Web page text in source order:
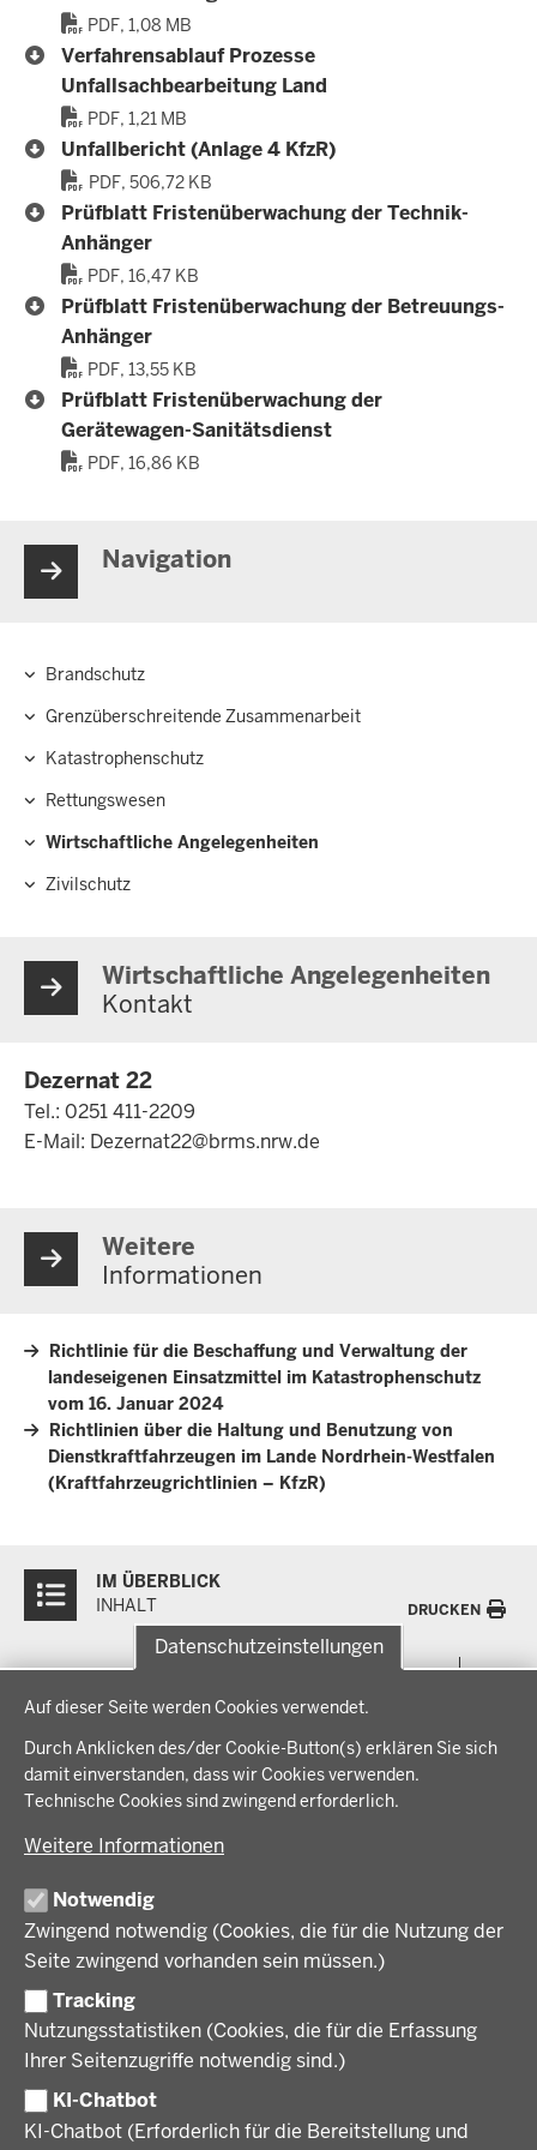
Datenschutzeinstellungen
Auf dieser Seite werden Cookies verwendet.
Durch Anklicken des/der Cookie-Button(s) erklären Sie sich
damit einverstanden, dass wir Cookies verwenden.
Technische Cookies sind zwingend erforderlich.
Weitere Informationen
Notwendig
Zwingend notwendig (Cookies, die für die Nutzung der
Seite zwingend vorhanden sein müssen.)
Tracking
Nutzungsstatistiken (Cookies, die für die Erfassung
Ihrer Seitenzugriffe notwendig sind.)
KI-Chatbot
KI-Chatbot (Erforderlich für die Bereitstellung und
PDF, 1,08 MB
Verfahrensablauf Prozesse
Unfallsachbearbeitung Land
PDF, 1,21 MB
Unfallbericht (Anlage 4 KfzR)
PDF, 506,72 KB
Prüfblatt Fristenüberwachung der Technik-
Anhänger
PDF, 16,47 KB
Prüfblatt Fristenüberwachung der Betreuungs-
Anhänger
PDF, 13,55 KB
Prüfblatt Fristenüberwachung der
Gerätewagen-Sanitätsdienst
PDF, 16,86 KB
Navigation
Brandschutz
Grenzüberschreitende Zusammenarbeit
Katastrophenschutz
Rettungswesen
Wirtschaftliche Angelegenheiten
Zivilschutz
Wirtschaftliche Angelegenheiten
Kontakt
Dezernat 22
Tel.: 0251 411-2209
E-Mail: Dezernat22@brms.nrw.de
Weitere
Informationen
Richtlinie für die Beschaffung und Verwaltung der
landeseigenen Einsatzmittel im Katastrophenschutz
vom 16. Januar 2024
Richtlinien über die Haltung und Benutzung von
Dienstkraftfahrzeugen im Lande Nordrhein-Westfalen
(Kraftfahrzeugrichtlinien – KfzR)
Inhalte
IM ÜBERBLICK
INHALT
DRUCKEN
Menü
der
Fußzeile
THEMEN
Bauen, Planen und Verkehr
Bildung, Schule und Sport
Regionalplanung und Regionalrat
Wirtschaft, Kultur und Kommunales
IM FOKUS
Energiewende AG
Zusammenarbeit mit den Niederlanden
BEZIRKSREGIERUNG
Regierungsbezirk Münster
Geschichte und Gegenwart
Behördenleitung
Organisation
Förderlotsinnen und Förderlotsen
KARRIERE UND AUSBILDUNG
Stellenangebote
Ausbildung
Volljurist:in
Praktikum
Stellenangebote im Schulbereich
VERFAHREN UND BEKANNTMACHUNGEN
Amtsblatt
Verfahrensübersichten
PRESSE
Pressemitteilungen